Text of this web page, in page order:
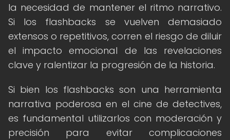
la necesidad de mantener el ritmo narrativo.
Si los flashbacks se vuelven demasiado
extensos o repetitivos, corren el riesgo de diluir
el impacto emocional de las revelaciones
clave y ralentizar la progresión de la historia.
Si bien los flashbacks son una herramienta
narrativa poderosa en el cine de detectives,
es fundamental utilizarlos con moderación y
precisión para evitar complicaciones